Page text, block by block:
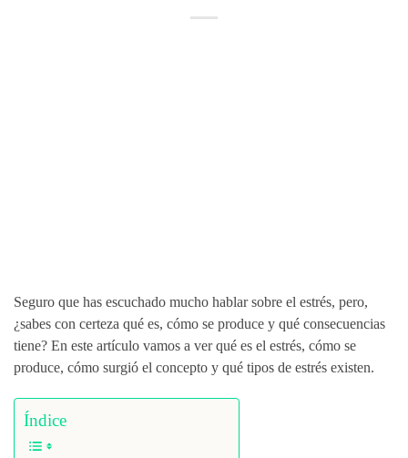
Seguro que has escuchado mucho hablar sobre el estrés, pero,
¿sabes con certeza qué es, cómo se produce y qué consecuencias
tiene? En este artículo vamos a ver qué es el estrés, cómo se
produce, cómo surgió el concepto y qué tipos de estrés existen.
Índice